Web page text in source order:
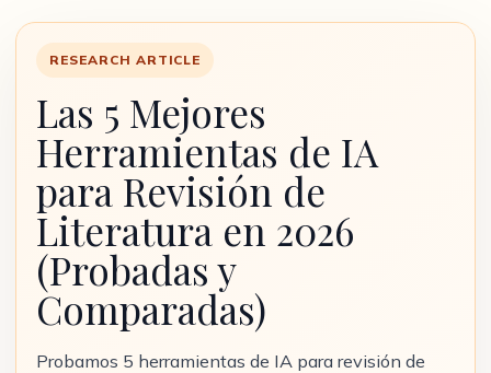
RESEARCH ARTICLE
Las 5 Mejores
Herramientas de IA
para Revisión de
Literatura en 2026
(Probadas y
Comparadas)
Probamos 5 herramientas de IA para revisión de